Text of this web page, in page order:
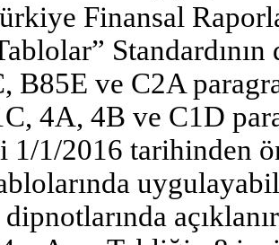
Finansal
B85E ve C2A
4A, 4B ve C1D
1/1/2016 tarihinden